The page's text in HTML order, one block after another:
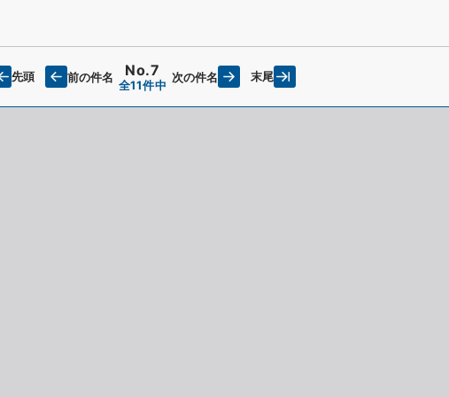
先頭 前の件名 No.7
全11件中
次の件名 末尾